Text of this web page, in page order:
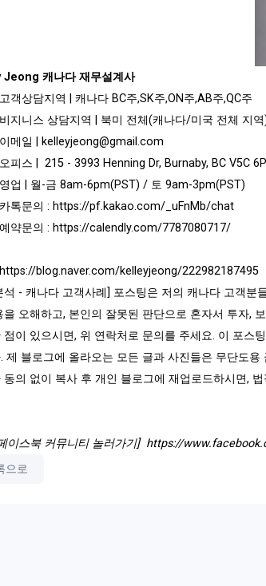
캐나다 재무설계사
고객상담지역 | 캐나다 BC주,SK주,ON주,AB주,QC주
비지니스 상담지역 | 북미 전체(캐나다/미국 전체 지역
이메일 |
kelleyjeong@gmail.com
오피스 | 215 - 3993 Henning Dr, Burnaby, BC V5C
영업 | 월-금 8am-6pm(PST) / 토 9am-3pm(PST)
카톡문의 : https://pf.kakao.com/_uFnMb/chat
예약문의 : https://calendly.com/7787080717/
https://blog.naver.com/kelleyjeong/222982187495
석 - 캐나다 고객사례] 포스팅은 저의 캐나다 고객분
을 오해하고, 본인의 잘못된 판단으로 혼자서 투자,
점이 있으시면, 위 연락처로 문의를 주세요. 이 포스
제 블로그에 올라오는 모든 글과 사진들은 무단도
동의 없이 복사 후 개인 블로그에 재업로드하시면,
이스북 커뮤니티 놀러가기] https://
으로